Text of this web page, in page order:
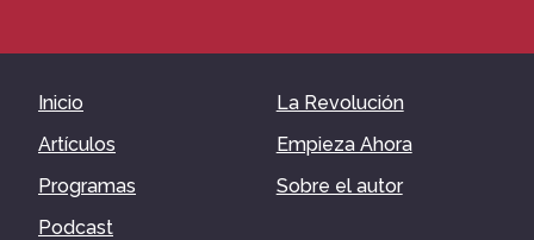
Inicio
Artículos
Programas
Podcast
La Revolución
Empieza Ahora
Sobre el autor